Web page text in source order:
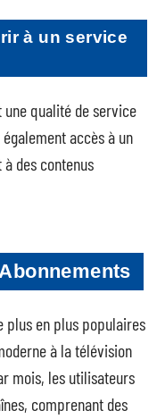
à un service
une qualité de service
accès à un
des contenus
plus en plus populaires
à la télévision
mois, les utilisateurs
comprenant des